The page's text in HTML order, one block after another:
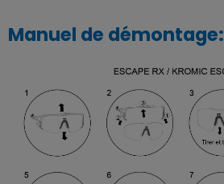
Manuel de démontage: